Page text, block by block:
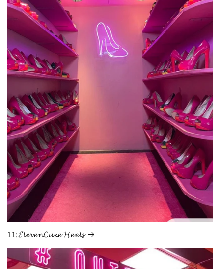
11:𝓔𝓵𝓮𝓿𝓮𝓷𝓛𝓾𝔁𝓮 𝓗𝓮𝓮𝓵𝓼